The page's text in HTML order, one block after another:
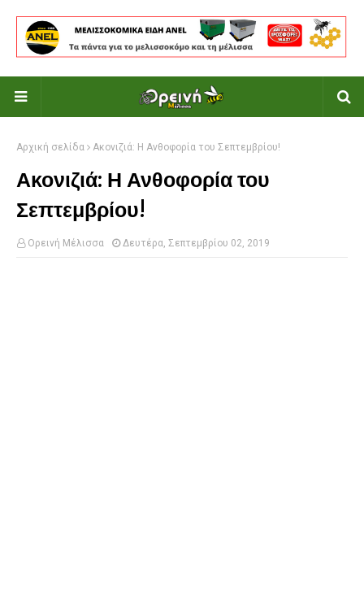
Αρχική σελίδα Ακονιζιά: Η Ανθοφορία του Σεπτεμβρίου!
Ακονιζιά: Η Ανθοφορία του
Σεπτεμβρίου!
Ορεινή Μέλισσα Δευτέρα, Σεπτεμβρίου 02, 2019